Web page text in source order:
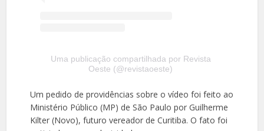
Uma publicação compartilhada por Revista
Oeste (@revistaoeste)
Um pedido de providências sobre o vídeo foi feito ao
Ministério Público (MP) de São Paulo por Guilherme
Kilter (Novo), futuro vereador de Curitiba. O fato foi